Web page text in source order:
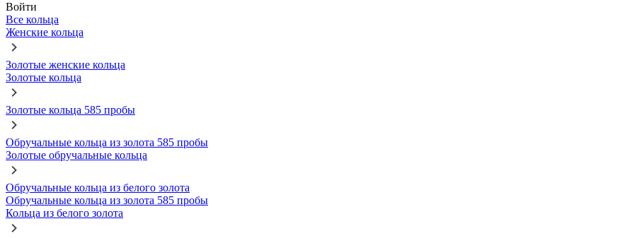
Войти
Все кольца
Женские кольца
Золотые женские кольца
Золотые кольца
Золотые кольца 585 пробы
Обручальные кольца из золота 585 пробы
Золотые обручальные кольца
Обручальные кольца из белого золота
Обручальные кольца из золота 585 пробы
Кольца из белого золота